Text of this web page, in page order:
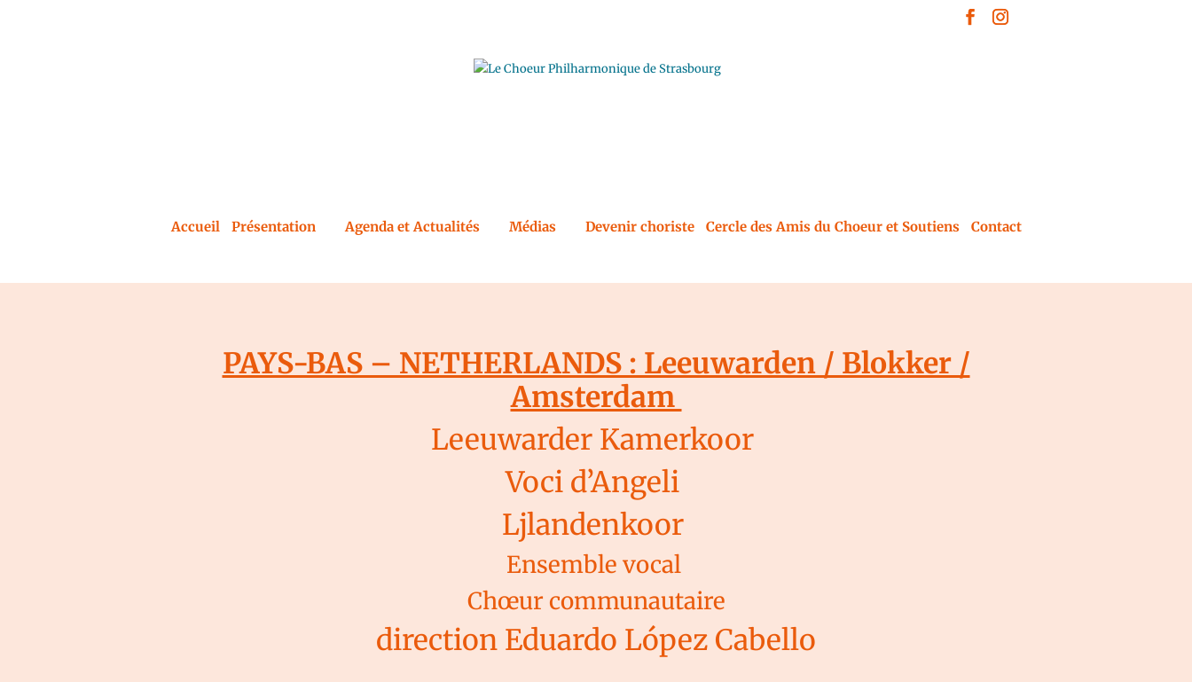
Accueil Présentation Agenda et Actualités Médias Devenir choriste Cercle des Amis du Choeur et Soutiens Contact
PAYS-BAS – NETHERLANDS : Leeuwarden / Blokker /
Amsterdam
Leeuwarder Kamerkoor
Voci d’Angeli
Ljlandenkoor
Ensemble vocal
Chœur communautaire
direction Eduardo López Cabello